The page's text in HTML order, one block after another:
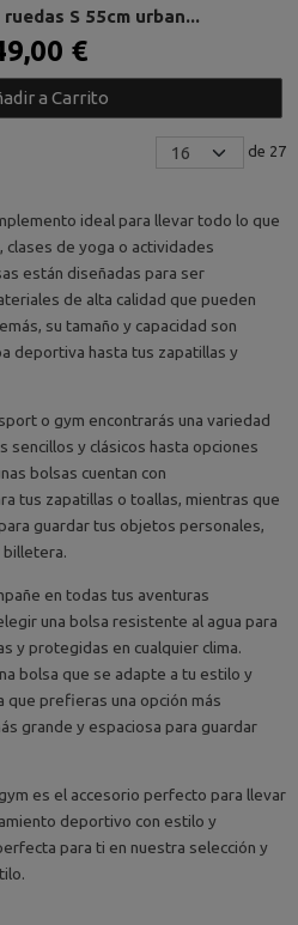
S 55cm urban...
€
a Carrito
de 27
ideal para llevar todo lo que
de yoga o actividades
están diseñadas para ser
de alta calidad que pueden
su tamaño y capacidad son
deportiva hasta tus zapatillas y
o gym encontrarás una variedad
sencillos y clásicos hasta opciones
bolsas cuentan con
tus zapatillas o toallas, mientras que
guardar tus objetos personales,
billetera.
en todas tus aventuras
una bolsa resistente al agua para
y protegidas en cualquier clima.
bolsa que se adapte a tu estilo y
que prefieras una opción más
grande y espaciosa para guardar
es el accesorio perfecto para llevar
deportivo con estilo y
para ti en nuestra selección y